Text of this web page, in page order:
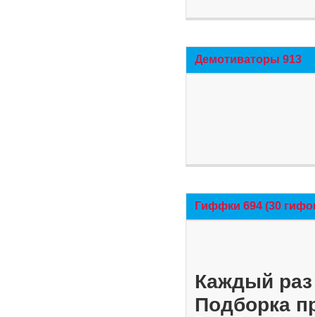
Демотиваторы 913
Гиффки 694 (30
Каждый
Подборка